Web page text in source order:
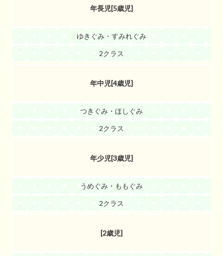
年長児[5歳児]
ゆきぐみ・すみれぐみ
2クラス
年中児[4歳児]
つきぐみ・ほしぐみ
2クラス
年少児[3歳児]
うめぐみ・ももぐみ
2クラス
[2歳児]